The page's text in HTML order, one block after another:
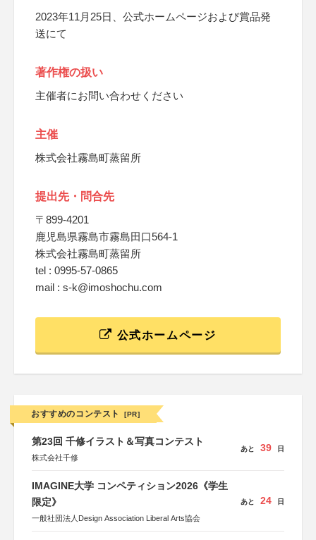
2023年11月25日、公式ホームページおよび賞品発
送にて
著作権の扱い
主催者にお問い合わせください
主催
株式会社霧島町蒸留所
提出先・問合先
〒899-4201
鹿児島県霧島市霧島田口564-1
株式会社霧島町蒸留所
tel : 0995-57-0865
mail : s-k@imoshochu.com
公式ホームページ
おすすめのコンテスト [PR]
第23回 千修イラスト＆写真コンテスト
株式会社千修
あと 39 日
IMAGINE大学 コンペティション2026《学生
限定》
一般社団法人Design Association Liberal Arts協会
あと 24 日